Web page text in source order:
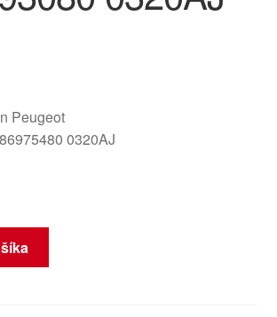
Peugeot
0320AJ